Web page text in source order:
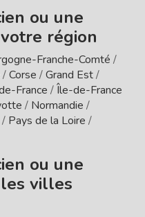
ou une
région
Franche-Comté /
/Corse /Grand Est/
France /Île-de-France
/ Normandie /
/ Pays de la Loire /
ou une
villes